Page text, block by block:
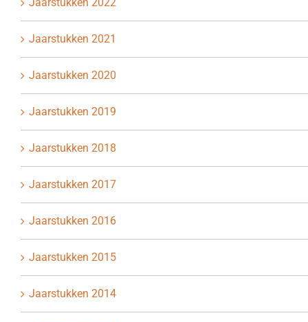
Jaarstukken 2021
Jaarstukken 2020
Jaarstukken 2019
Jaarstukken 2018
Jaarstukken 2017
Jaarstukken 2016
Jaarstukken 2015
Jaarstukken 2014